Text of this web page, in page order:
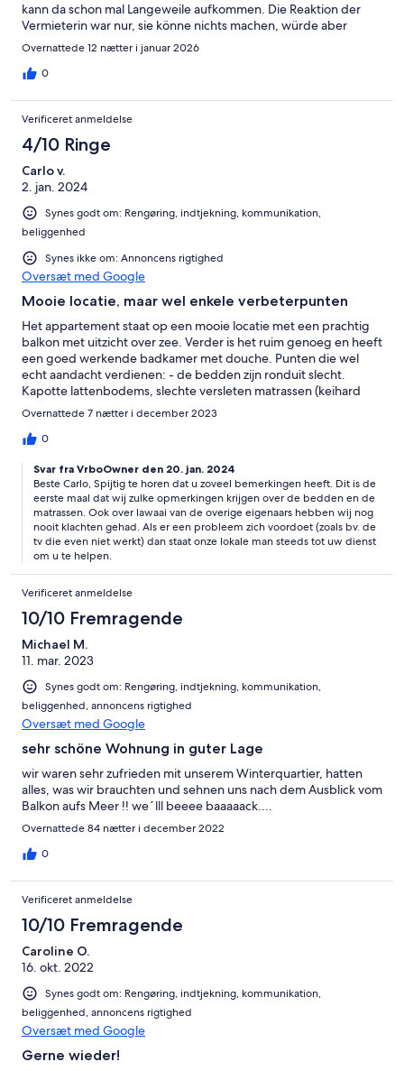
kann da schon mal Langeweile aufkommen. Die Reaktion der
Vermieterin war nur, sie könne nichts machen, würde aber
jemanden kontaktieren. Passiert ist aber nichts.
Overnattede 12 nætter i januar 2026
0
Verificeret anmeldelse
4/10 Ringe
Carlo v.
2. jan. 2024
Synes godt om: Rengøring, indtjekning, kommunikation,
beliggenhed
Synes ikke om: Annoncens rigtighed
Oversæt med Google
Mooie locatie, maar wel enkele verbeterpunten
Het appartement staat op een mooie locatie met een prachtig
balkon met uitzicht over zee. Verder is het ruim genoeg en heeft
een goed werkende badkamer met douche. Punten die wel
echt aandacht verdienen: - de bedden zijn ronduit slecht.
Kapotte lattenbodems, slechte versleten matrassen (keihard
met veren of doorgelegen) en de bedden kraken enorm bij elke
werkte het niet meer en moesten we extra Gb's bijkopen(niet
noem hem dan niet in de advertentie) - het gebouw is
supergehorig. Wij hadden redelijke mazzel dat er bijna niemand
was in de overige appartementen, maar je hoort echt alles
vanuit alle omringende appartementen.
Overnattede 7 nætter i december 2023
0
Svar fra VrboOwner den 20. jan. 2024
Beste Carlo, Spijtig te horen dat u zoveel bemerkingen heeft. Dit is de
eerste maal dat wij zulke opmerkingen krijgen over de bedden en de
matrassen. Ook over lawaai van de overige eigenaars hebben wij nog
nooit klachten gehad. Als er een probleem zich voordoet (zoals bv. de
tv die even niet werkt) dan staat onze lokale man steeds tot uw dienst
om u te helpen.
Verificeret anmeldelse
10/10 Fremragende
Michael M.
11. mar. 2023
Synes godt om: Rengøring, indtjekning, kommunikation,
beliggenhed, annoncens rigtighed
Oversæt med Google
sehr schöne Wohnung in guter Lage
wir waren sehr zufrieden mit unserem Winterquartier, hatten
alles, was wir brauchten und sehnen uns nach dem Ausblick vom
Balkon aufs Meer !! we´lll beeee baaaaack....
Overnattede 84 nætter i december 2022
0
Verificeret anmeldelse
10/10 Fremragende
Caroline O.
16. okt. 2022
Synes godt om: Rengøring, indtjekning, kommunikation,
beliggenhed, annoncens rigtighed
Oversæt med Google
Gerne wieder!